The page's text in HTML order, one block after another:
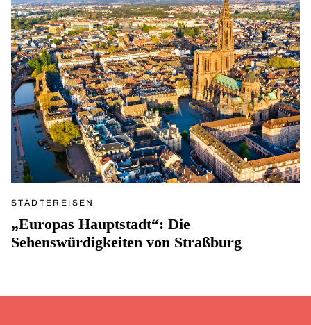
STÄDTEREISEN
„Europas Hauptstadt“: Die
Sehenswürdigkeiten von Straßburg